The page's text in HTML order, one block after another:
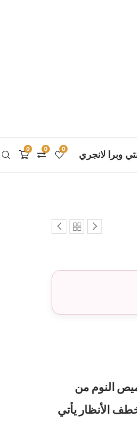
وبرا لانجري 0 0 0
النوم من
الأنظار يأتي